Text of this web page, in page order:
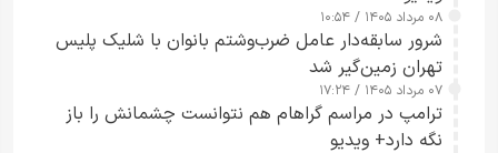
۰۸ مرداد ۱۴۰۵ / ۱۰:۵۴
شرور سابقه‌دار عامل ضرب‌وشتم بانوان با شلیک پلیس
تهران زمین‌گیر شد
۰۷ مرداد ۱۴۰۵ / ۱۷:۲۴
ترامپ در مراسم گراهام هم نتوانست چشمانش را باز
نگه دارد+ ویدیو